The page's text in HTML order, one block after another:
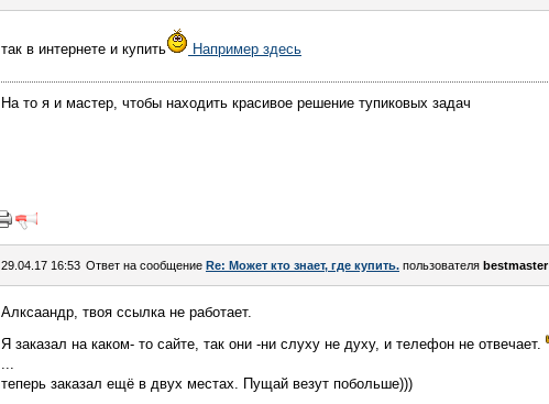
так в интернете и купить Например здесь
На то я и мастер, чтобы находить красивое решение тупиковых задач
29.04.17 16:53 Ответ на сообщение Re: Может кто знает, где купить. пользователя bestmaster
Алксаандр, твоя ссылка не работает.
Я заказал на каком- то сайте, так они -ни слуху не духу, и телефон не отвечает.
...
теперь заказал ещё в двух местах. Пущай везут побольше)))